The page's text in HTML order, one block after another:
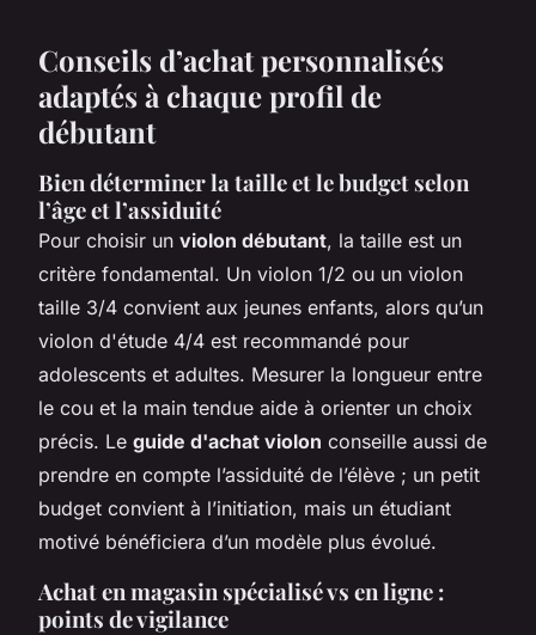
Conseils d’achat personnalisés
adaptés à chaque profil de
débutant
Bien déterminer la taille et le budget selon
l’âge et l’assiduité
Pour choisir un violon débutant, la taille est un
critère fondamental. Un violon 1/2 ou un violon
taille 3/4 convient aux jeunes enfants, alors qu’un
violon d'étude 4/4 est recommandé pour
adolescents et adultes. Mesurer la longueur entre
le cou et la main tendue aide à orienter un choix
précis. Le guide d'achat violon conseille aussi de
prendre en compte l’assiduité de l’élève ; un petit
budget convient à l’initiation, mais un étudiant
motivé bénéficiera d’un modèle plus évolué.
Achat en magasin spécialisé vs en ligne :
points de vigilance